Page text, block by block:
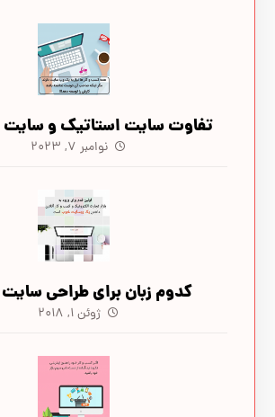
تفاوت سایت‌ استاتیک و سایت‌
نوامبر ۷, ۲۰۲۳
کدوم زبان برای طراحی سایت
ژوئن ۱, ۲۰۱۸